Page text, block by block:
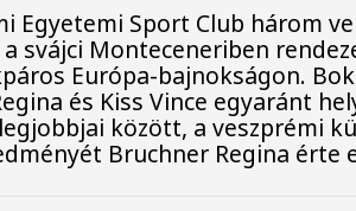
Egyetemi Sport Club három
svájci Monteceneriben
Európa-bajnokságon.
és Kiss Vince egyaránt
között, a veszprémi
Bruchner Regina érte